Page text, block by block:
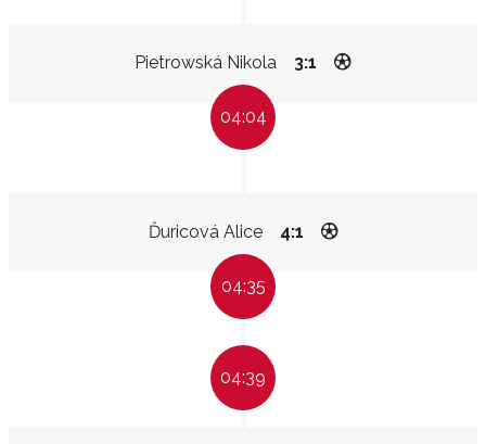
Pietrowská Nikola 3:1
04:04
Ďuricová Alice 4:1
04:35
04:39